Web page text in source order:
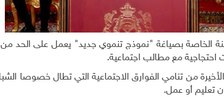
الخاصة بصياغة "نموذج تنموي جديد" يعمل على الحد من
احتجاجية مع مطالب اجتماعية.
من تنامي الفوارق الاجتماعية التي تطال خصوصا
.